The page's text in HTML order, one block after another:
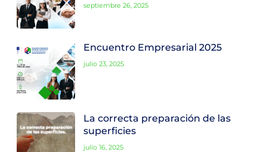
septiembre 26, 2025
Encuentro Empresarial 2025
julio 23, 2025
La correcta preparación de las
superficies
julio 16, 2025